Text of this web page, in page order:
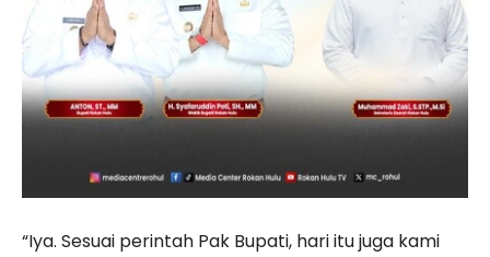
“Iya. Sesuai perintah Pak Bupati, hari itu juga kami